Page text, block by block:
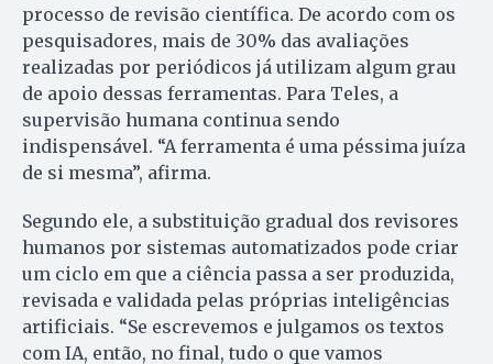
processo de revisão científica. De acordo com os
pesquisadores, mais de 30% das avaliações
realizadas por periódicos já utilizam algum grau
de apoio dessas ferramentas. Para Teles, a
supervisão humana continua sendo
indispensável. “A ferramenta é uma péssima juíza
de si mesma”, afirma.
Segundo ele, a substituição gradual dos revisores
humanos por sistemas automatizados pode criar
um ciclo em que a ciência passa a ser produzida,
revisada e validada pelas próprias inteligências
artificiais. “Se escrevemos e julgamos os textos
com IA, então, no final, tudo o que vamos